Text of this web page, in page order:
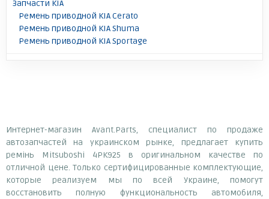
Запчасти KIA
Ремень приводной KIA Cerato
Ремень приводной KIA Shuma
Ремень приводной KIA Sportage
Интернет-магазин Avant.Parts, специалист по продаже
автозапчастей на украинском рынке, предлагает купить
ремінь Mitsuboshi 4PK925 в оригинальном качестве по
отличной цене. Только сертифицированные комплектующие,
которые реализуем мы по всей Украине, помогут
восстановить полную функциональность автомобиля,